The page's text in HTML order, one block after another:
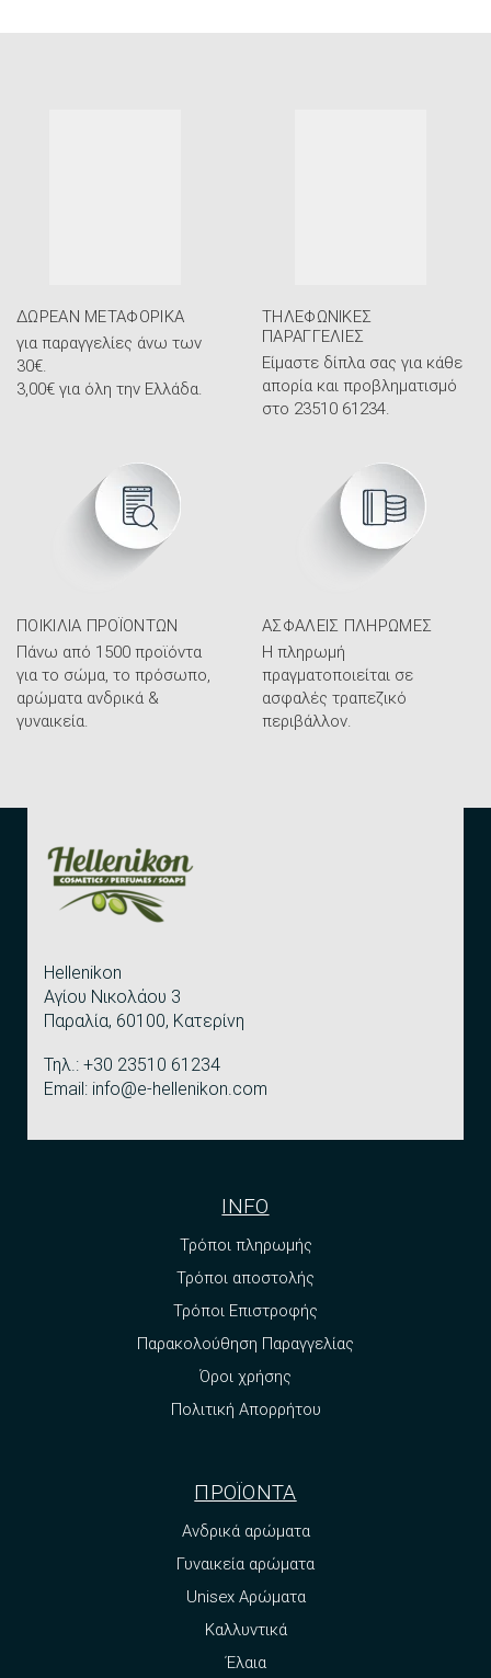
ΔΩΡΕΆΝ ΜΕΤΑΦΟΡΙΚΆ
για παραγγελίες άνω των
30€.
3,00€ για όλη την Ελλάδα.
ΤΗΛΕΦΩΝΙΚΈΣ
ΠΑΡΑΓΓΕΛΊΕΣ
Είμαστε δίπλα σας για κάθε
απορία και προβληματισμό
στο 23510 61234.
ΠΟΙΚΙΛΊΑ ΠΡΟΪΌΝΤΩΝ
Πάνω από 1500 προϊόντα
για το σώμα, το πρόσωπο,
αρώματα ανδρικά &
γυναικεία.
ΑΣΦΑΛΕΊΣ ΠΛΗΡΩΜΈΣ
Η πληρωμή
πραγματοποιείται σε
ασφαλές τραπεζικό
περιβάλλον.
Hellenikon
Αγίου Νικολάου 3
Παραλία, 60100, Κατερίνη
Τηλ.: +30 23510 61234
Email: info@e-hellenikon.com
INFO
Τρόποι πληρωμής
Τρόποι αποστολής
Τρόποι Επιστροφής
Παρακολούθηση Παραγγελίας
Όροι χρήσης
Πολιτική Απορρήτου
ΠΡΟΪΟΝΤΑ
Ανδρικά αρώματα
Γυναικεία αρώματα
Unisex Αρώματα
Καλλυντικά
Έλαια